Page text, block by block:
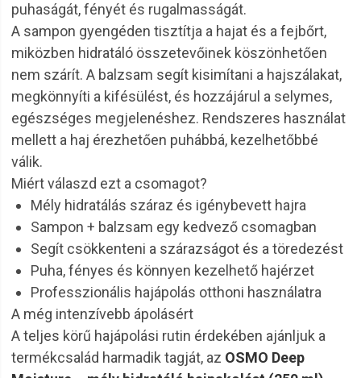
puhaságát, fényét és rugalmasságát.
A sampon gyengéden tisztítja a hajat és a fejbőrt,
miközben hidratáló összetevőinek köszönhetően
nem szárít. A balzsam segít kisimítani a hajszálakat,
megkönnyíti a kifésülést, és hozzájárul a selymes,
egészséges megjelenéshez. Rendszeres használat
mellett a haj érezhetően puhábbá, kezelhetőbbé
válik.
Miért válaszd ezt a csomagot?
Mély hidratálás száraz és igénybevett hajra
Sampon + balzsam egy kedvező csomagban
Segít csökkenteni a szárazságot és a töredezést
Puha, fényes és könnyen kezelhető hajérzet
Professzionális hajápolás otthoni használatra
A még intenzívebb ápolásért
A teljes körű hajápolási rutin érdekében ajánljuk a
termékcsalád harmadik tagját, az OSMO Deep